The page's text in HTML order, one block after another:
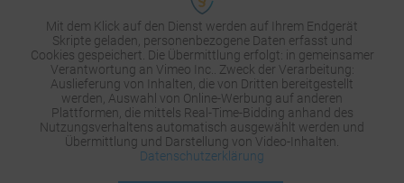
Mit dem Klick auf den Dienst werden auf Ihrem Endgerät
Skripte geladen, personenbezogene Daten erfasst und
Cookies gespeichert. Die Übermittlung erfolgt: in gemeinsamer
Verantwortung an Vimeo Inc.. Zweck der Verarbeitung:
Auslieferung von Inhalten, die von Dritten bereitgestellt
werden, Auswahl von Online-Werbung auf anderen
Plattformen, die mittels Real-Time-Bidding anhand des
Nutzungsverhaltens automatisch ausgewählt werden und
Übermittlung und Darstellung von Video-Inhalten.
Datenschutzerklärung